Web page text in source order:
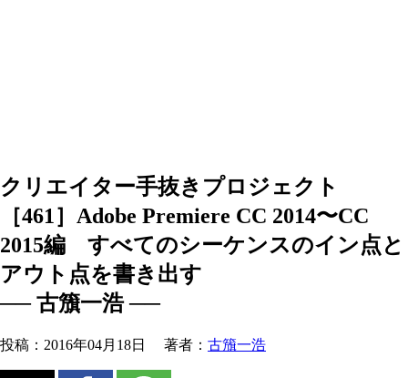
クリエイター手抜きプロジェクト
［461］Adobe Premiere CC 2014〜CC
2015編 すべてのシーケンスのイン点と
アウト点を書き出す
── 古籏一浩 ──
投稿： 2016年04月18日 著者： 古籏一浩